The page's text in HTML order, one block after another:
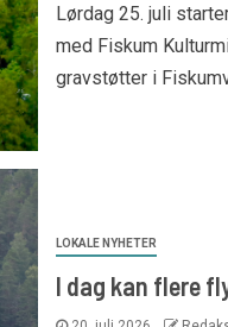
Lørdag 25. juli
med Fiskum
gravstøtter i
LOKALE NYHETER
I dag kan flere